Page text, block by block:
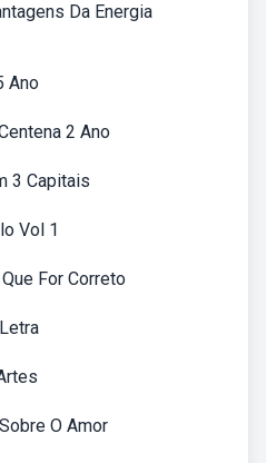
Da Energia
Ano
2 Ano
3 Capitais
Vol 1
For Correto
O Amor